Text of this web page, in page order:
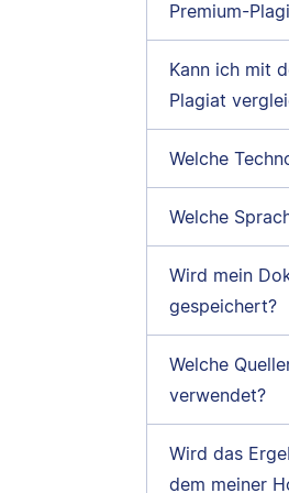
Premium-
Kann ich mit
Plagiat
Welche
Welche
Wird mein
gespeichert?
Welche
verwendet?
Wird das
dem meiner